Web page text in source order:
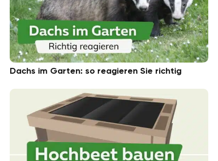
Dachs im Garten: so reagieren Sie richtig